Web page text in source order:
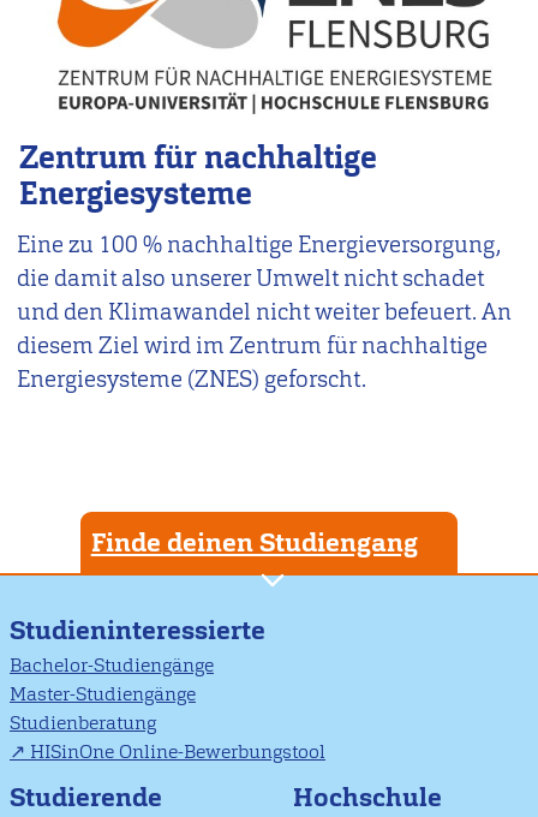
Zentrum für nachhaltige
Energiesysteme
Eine zu 100 % nachhaltige Energieversorgung,
die damit also unserer Umwelt nicht schadet
und den Klimawandel nicht weiter befeuert. An
diesem Ziel wird im Zentrum für nachhaltige
Energiesysteme (ZNES) geforscht.
Finde deinen Studiengang
Studieninteressierte
Bachelor-Studiengänge
Master-Studiengänge
Studienberatung
HISinOne Online-Bewerbungstool
Studierende Hochschule